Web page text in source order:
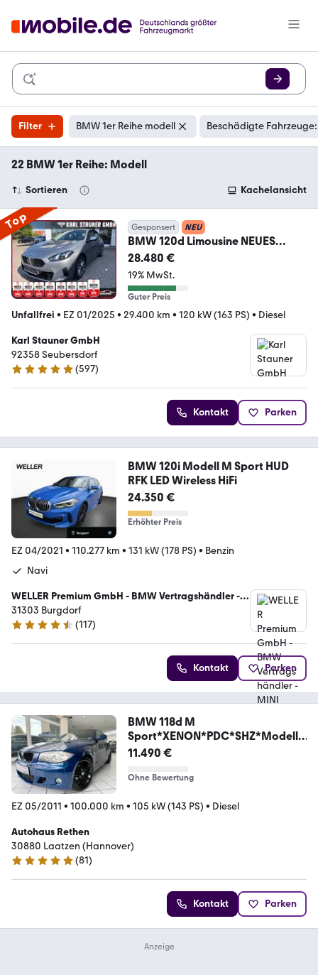
Filter BMW 1er Reihe modell Beschädigte
22 BMW 1er Reihe: Modell
Sortieren Kachelansicht
Top Gesponsert NEU
BMW 120d Limousine NEUES
MODELL KAMERA NAVI LED
28.480 €
19% MwSt.
Guter Preis
Unfallfrei • EZ 01/2025 • 29.400 km • 120 kW (163 PS) • Diesel
Karl Stauner GmbH
92358 Seubersdorf
4.8 Sterne
(597)
Kontakt Parken
BMW 120i Modell M Sport HUD
RFK LED Wireless HiFi
24.350 €
Erhöhter Preis
EZ 04/2021 • 110.277 km • 131 kW (178 PS) • Benzin
Navi
WELLER Premium GmbH - BMW Vertragshändler -
MINI Servicebetrieb
31303 Burgdorf
4.4 Sterne
(117)
Kontakt Parken
BMW 118d M
Sport*XENON*PDC*SHZ*Modellp
flege
11.490 €
Ohne Bewertung
EZ 05/2011 • 100.000 km • 105 kW (143 PS) • Diesel
Autohaus Rethen
30880 Laatzen (Hannover)
5 Sterne
(81)
Kontakt Parken